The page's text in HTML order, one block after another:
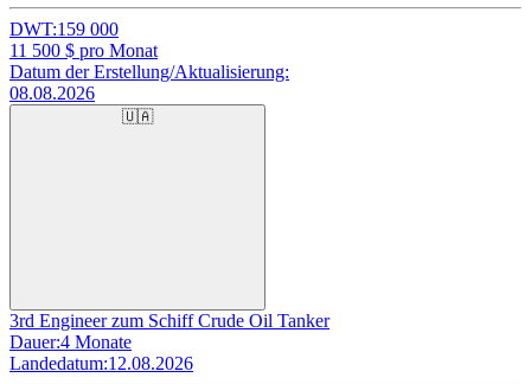
DWT:159 000
11 500 $ pro Monat
Datum der Erstellung/Aktualisierung:
08.08.2026
🇺🇦
3rd Engineer zum Schiff Crude Oil Tanker
Dauer:4 Monate
Landedatum:12.08.2026